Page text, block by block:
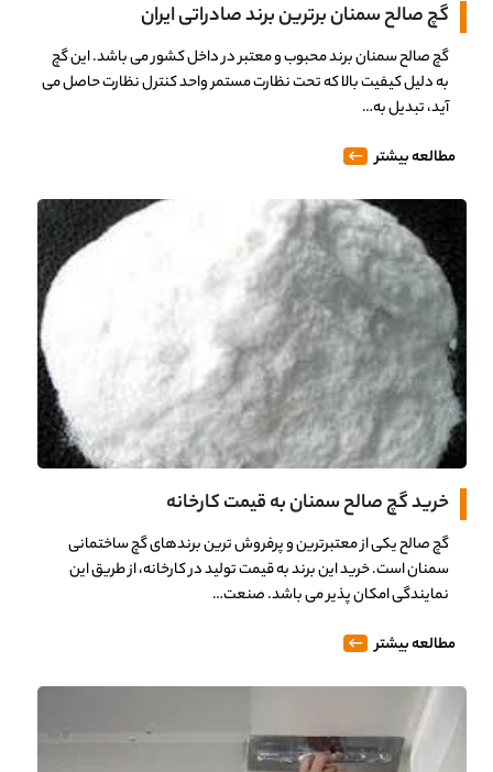
گچ صالح سمنان برترین برند صادراتی ایران
گچ صالح سمنان برند محبوب و معتبر در داخل کشور می باشد. این گچ
به دلیل کیفیت بالا که تحت نظارت مستمر واحد کنترل نظارت حاصل می
آید، تبدیل به…
مطالعه بیشتر
خرید گچ صالح سمنان به قیمت کارخانه
گچ صالح یکی از معتبرترین و پرفروش ترین برندهای گچ ساختمانی
سمنان است. خرید این برند به قیمت تولید در کارخانه، از طریق این
نمایندگی امکان پذیر می باشد. صنعت…
مطالعه بیشتر